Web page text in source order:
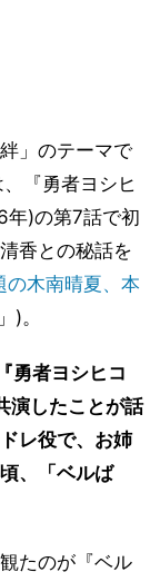
」のテーマで
『勇者ヨシヒ
年)の第7話で初
香との秘話を
の木南晴夏、本
」)。
勇者ヨシヒコ
演したことが話
レ役で、お姉
、「ベルば
たのが『ベル